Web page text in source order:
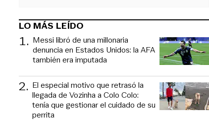
LO MÁS LEÍDO
1. Messi libró de una millonaria
denuncia en Estados Unidos: la AFA
también era imputada
2. El especial motivo que retrasó la
llegada de Vozinha a Colo Colo:
tenía que gestionar el cuidado de su
perrita